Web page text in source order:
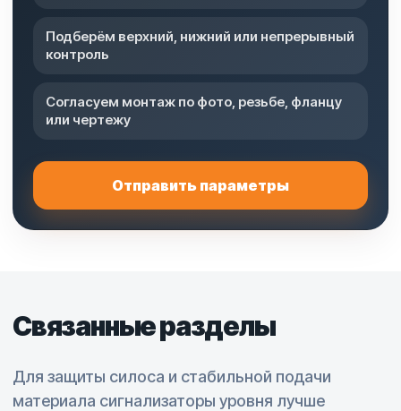
Подберём верхний, нижний или непрерывный
контроль
Согласуем монтаж по фото, резьбе, фланцу
или чертежу
Отправить параметры
Связанные разделы
Для защиты силоса и стабильной подачи
материала сигнализаторы уровня лучше